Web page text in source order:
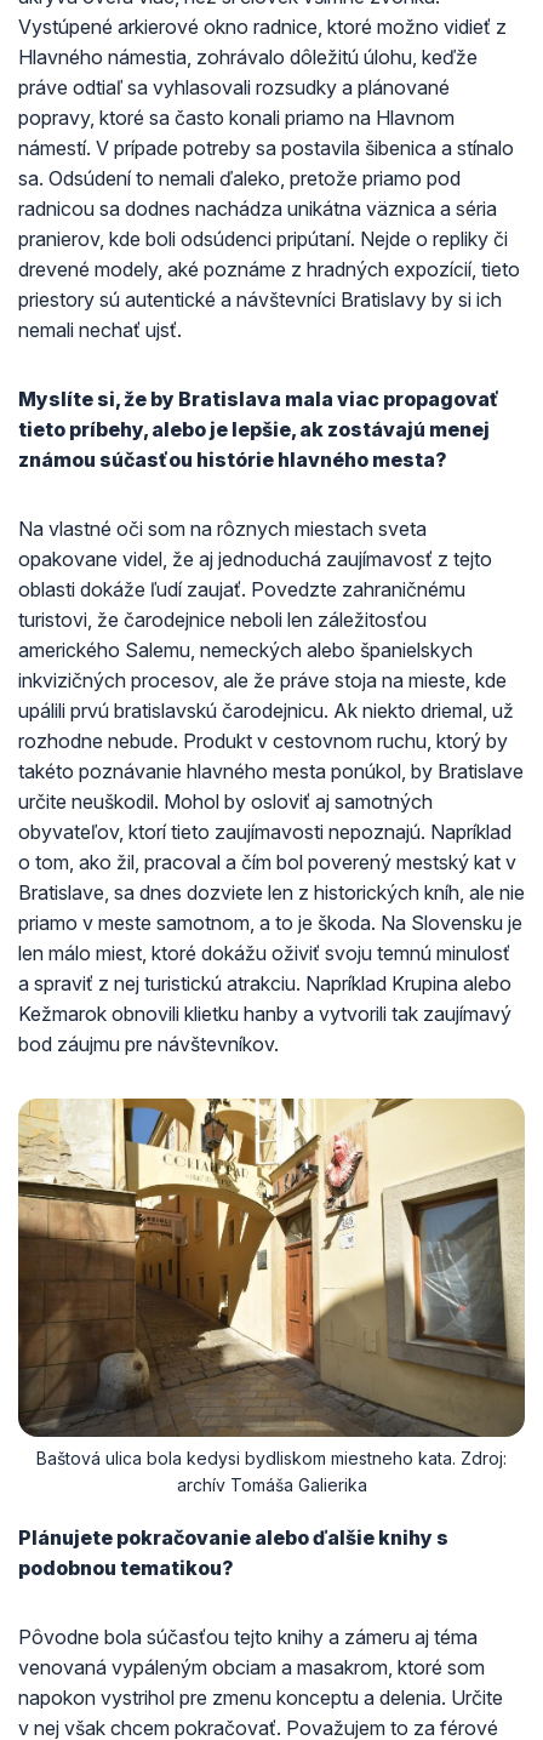
Vystúpené arkierové okno radnice, ktoré možno vidieť z
Hlavného námestia, zohrávalo dôležitú úlohu, keďže
práve odtiaľ sa vyhlasovali rozsudky a plánované
popravy, ktoré sa často konali priamo na Hlavnom
námestí. V prípade potreby sa postavila šibenica a stínalo
sa. Odsúdení to nemali ďaleko, pretože priamo pod
radnicou sa dodnes nachádza unikátna väznica a séria
pranierov, kde boli odsúdenci pripútaní. Nejde o repliky či
drevené modely, aké poznáme z hradných expozícií, tieto
priestory sú autentické a návštevníci Bratislavy by si ich
nemali nechať ujsť.
Myslíte si, že by Bratislava mala viac propagovať
tieto príbehy, alebo je lepšie, ak zostávajú menej
známou súčasťou histórie hlavného mesta?
Na vlastné oči som na rôznych miestach sveta
opakovane videl, že aj jednoduchá zaujímavosť z tejto
oblasti dokáže ľudí zaujať. Povedzte zahraničnému
turistovi, že čarodejnice neboli len záležitosťou
amerického Salemu, nemeckých alebo španielskych
inkvizičných procesov, ale že práve stoja na mieste, kde
upálili prvú bratislavskú čarodejnicu. Ak niekto driemal, už
rozhodne nebude. Produkt v cestovnom ruchu, ktorý by
takéto poznávanie hlavného mesta ponúkol, by Bratislave
určite neuškodil. Mohol by osloviť aj samotných
obyvateľov, ktorí tieto zaujímavosti nepoznajú. Napríklad
o tom, ako žil, pracoval a čím bol poverený mestský kat v
Bratislave, sa dnes dozviete len z historických kníh, ale nie
priamo v meste samotnom, a to je škoda. Na Slovensku je
len málo miest, ktoré dokážu oživiť svoju temnú minulosť
a spraviť z nej turistickú atrakciu. Napríklad Krupina alebo
Kežmarok obnovili klietku hanby a vytvorili tak zaujímavý
bod záujmu pre návštevníkov.
Baštová ulica bola kedysi bydliskom miestneho kata. Zdroj:
archív Tomáša Galierika
Plánujete pokračovanie alebo ďalšie knihy s
podobnou tematikou?
Pôvodne bola súčasťou tejto knihy a zámeru aj téma
venovaná vypáleným obciam a masakrom, ktoré som
napokon vystrihol pre zmenu konceptu a delenia. Určite
v nej však chcem pokračovať. Považujem to za férové